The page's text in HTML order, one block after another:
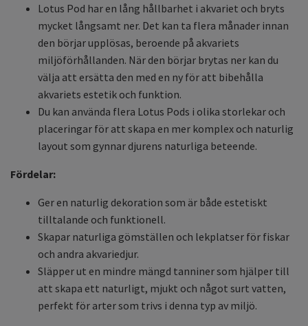
Lotus Pod har en lång hållbarhet i akvariet och bryts
mycket långsamt ner. Det kan ta flera månader innan
den börjar upplösas, beroende på akvariets
miljöförhållanden. När den börjar brytas ner kan du
välja att ersätta den med en ny för att bibehålla
akvariets estetik och funktion.
Du kan använda flera Lotus Pods i olika storlekar och
placeringar för att skapa en mer komplex och naturlig
layout som gynnar djurens naturliga beteende.
Fördelar:
Ger en naturlig dekoration som är både estetiskt
tilltalande och funktionell.
Skapar naturliga gömställen och lekplatser för fiskar
och andra akvariedjur.
Släpper ut en mindre mängd tanniner som hjälper till
att skapa ett naturligt, mjukt och något surt vatten,
perfekt för arter som trivs i denna typ av miljö.